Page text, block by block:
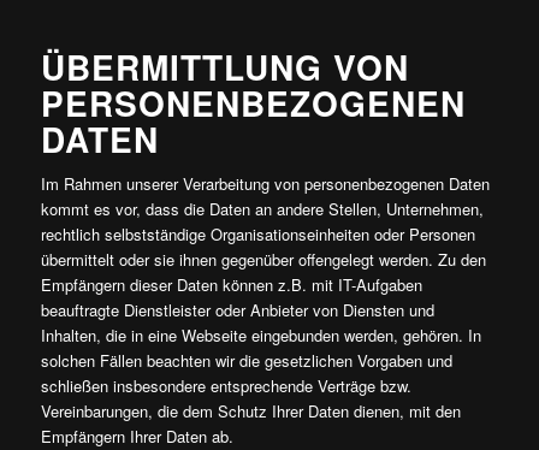
ÜBERMITTLUNG VON
PERSONENBEZOGENEN
DATEN
Im Rahmen unserer Verarbeitung von personenbezogenen Daten
kommt es vor, dass die Daten an andere Stellen, Unternehmen,
rechtlich selbstständige Organisationseinheiten oder Personen
übermittelt oder sie ihnen gegenüber offengelegt werden. Zu den
Empfängern dieser Daten können z.B. mit IT-Aufgaben
beauftragte Dienstleister oder Anbieter von Diensten und
Inhalten, die in eine Webseite eingebunden werden, gehören. In
solchen Fällen beachten wir die gesetzlichen Vorgaben und
schließen insbesondere entsprechende Verträge bzw.
Vereinbarungen, die dem Schutz Ihrer Daten dienen, mit den
Empfängern Ihrer Daten ab.